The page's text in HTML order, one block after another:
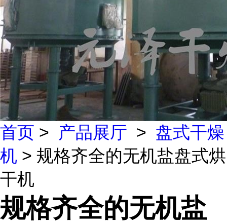
首页 > 产品展厅 > 盘式干燥
机 > 规格齐全的无机盐盘式烘
干机
规格齐全的无机盐